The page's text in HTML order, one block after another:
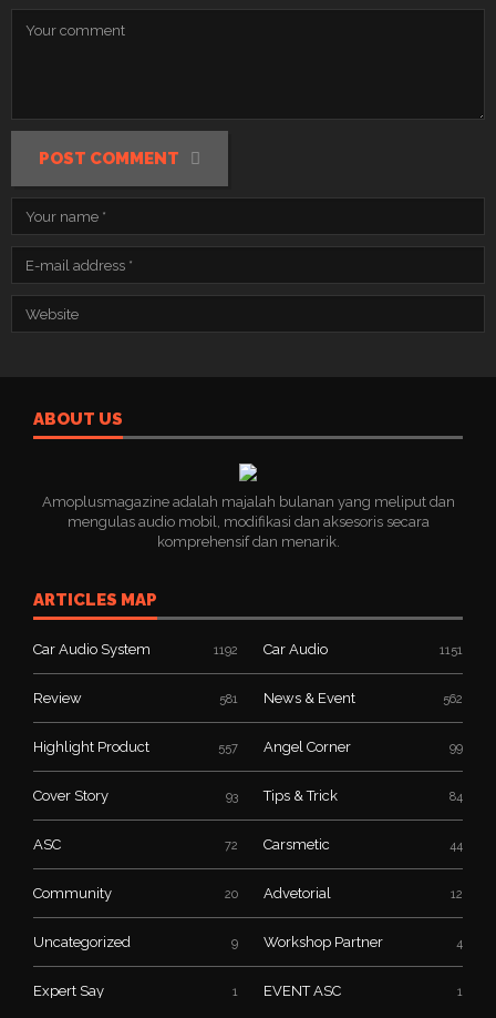
POST COMMENT
ABOUT US
Amoplusmagazine adalah majalah bulanan yang meliput dan
mengulas audio mobil, modifikasi dan aksesoris secara
komprehensif dan menarik.
ARTICLES MAP
Car Audio System 1192 Car Audio 1151
Review 581 News & Event 562
Highlight Product 557 Angel Corner 99
Cover Story 93 Tips & Trick 84
ASC 72 Carsmetic 44
Community 20 Advetorial 12
Uncategorized 9 Workshop Partner 4
Expert Say 1 EVENT ASC 1